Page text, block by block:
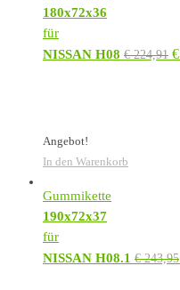
180x72x36
für
NISSAN H08 €224,91 €
Angebot!
In den Warenkorb
Gummikette
190x72x37
für
NISSAN H08.1 €243,95